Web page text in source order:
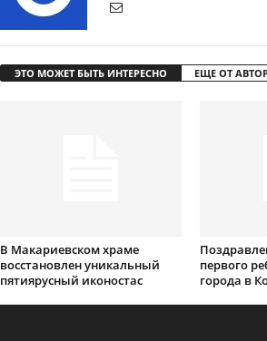
ЭТО МОЖЕТ БЫТЬ ИНТЕРЕСНО ЕЩЕ ОТ
В Макариевском храме
восстановлен уникальный
пятиярусный иконостас
первого
города в